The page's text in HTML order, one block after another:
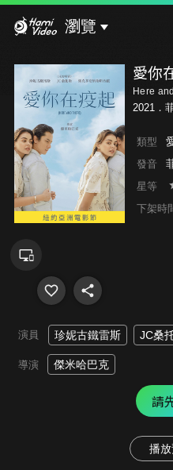
瀏覽
愛你
Here
2021．
類型
發音
星等
下架時
演員 珍妮古鐵雷斯 JC桑
導演 傑米哈巴克
請
播